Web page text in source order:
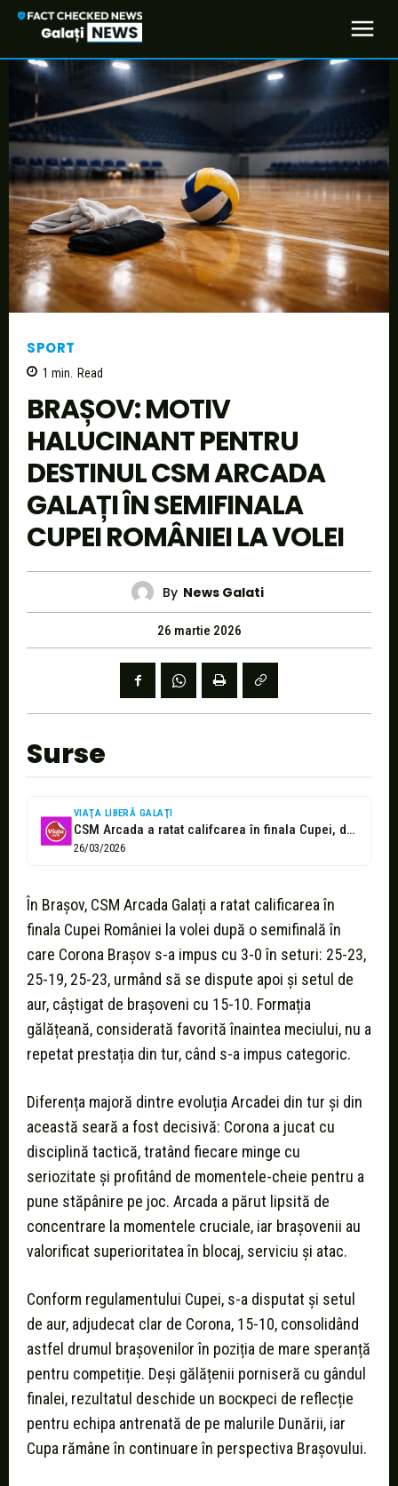
SPORT
1 min. Read
BRAȘOV: MOTIV
HALUCINANT PENTRU
DESTINUL CSM ARCADA
GALAȚI ÎN SEMIFINALA
CUPEI ROMÂNIEI LA VOLEI
By News Galati
26 martie 2026
Surse
VIAŢA LIBERĂ GALAŢI
CSM Arcada a ratat califcarea în finala Cupei, deși era favorită
26/03/2026
În Brașov, CSM Arcada Galați a ratat calificarea în
finala Cupei României la volei după o semifinală în
care Corona Brașov s-a impus cu 3-0 în seturi: 25-23,
25-19, 25-23, urmând să se dispute apoi și setul de
aur, câștigat de brașoveni cu 15-10. Formația
gălățeană, considerată favorită înaintea meciului, nu a
repetat prestația din tur, când s-a impus categoric.
Diferența majoră dintre evoluția Arcadei din tur și din
această seară a fost decisivă: Corona a jucat cu
disciplină tactică, tratând fiecare minge cu
seriozitate și profitând de momentele-cheie pentru a
pune stăpânire pe joc. Arcada a părut lipsită de
concentrare la momentele cruciale, iar brașovenii au
valorificat superioritatea în blocaj, serviciu și atac.
Conform regulamentului Cupei, s-a disputat și setul
de aur, adjudecat clar de Corona, 15-10, consolidând
astfel drumul brașovenilor în poziția de mare speranță
pentru competiție. Deși gălățenii porniseră cu gândul
finalei, rezultatul deschide un воскресi de reflecție
pentru echipa antrenată de pe malurile Dunării, iar
Cupa rămâne în continuare în perspectiva Brașovului.